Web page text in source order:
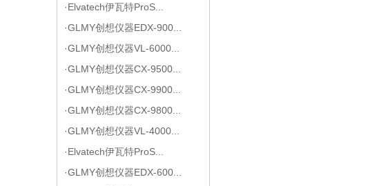
·Elvatech伊瓦特ProS...
·GLMY创想仪器EDX-900...
·GLMY创想仪器VL-6000...
·GLMY创想仪器CX-9500...
·GLMY创想仪器CX-9900...
·GLMY创想仪器CX-9800...
·GLMY创想仪器VL-4000...
·Elvatech伊瓦特ProS...
·GLMY创想仪器EDX-600...